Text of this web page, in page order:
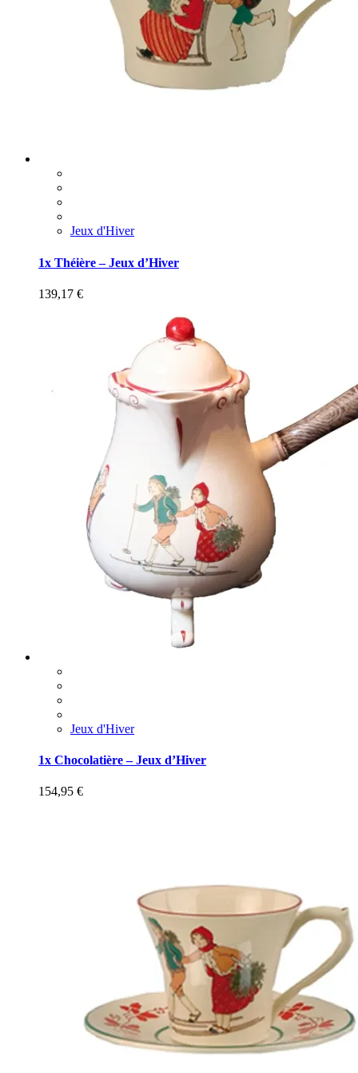
Jeux d'Hiver
1x Théière – Jeux d’Hiver
139,17 €
Jeux d'Hiver
1x Chocolatière – Jeux d’Hiver
154,95 €